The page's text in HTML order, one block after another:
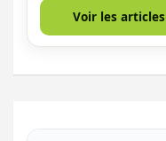
Voir les articles